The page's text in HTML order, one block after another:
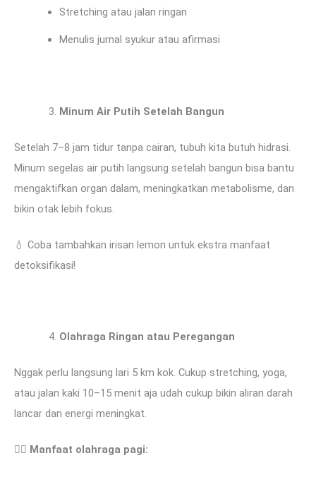
Stretching atau jalan ringan
Menulis jurnal syukur atau afirmasi
Minum Air Putih Setelah Bangun
Setelah 7–8 jam tidur tanpa cairan, tubuh kita butuh hidrasi.
Minum segelas air putih langsung setelah bangun bisa bantu
mengaktifkan organ dalam, meningkatkan metabolisme, dan
bikin otak lebih fokus.
💧 Coba tambahkan irisan lemon untuk ekstra manfaat
detoksifikasi!
Olahraga Ringan atau Peregangan
Nggak perlu langsung lari 5 km kok. Cukup stretching, yoga,
atau jalan kaki 10–15 menit aja udah cukup bikin aliran darah
lancar dan energi meningkat.
🤸‍♀️ Manfaat olahraga pagi: